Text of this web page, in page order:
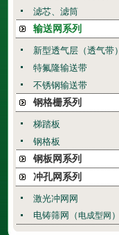
滤芯、滤筒
输送网系列
新型透气层（透气带）
特氟隆输送带
不锈钢输送带
钢格栅系列
梯踏板
钢格板
钢板网系列
冲孔网系列
激光冲网网
电铸筛网（电成型网 ）